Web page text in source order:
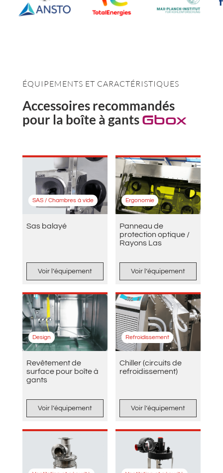
ÉQUIPEMENTS ET CARACTÉRISTIQUES
Accessoires recommandés
pour la boîte à gantsGbox
SAS / Chambres à vide
Sas balayé
Voir l’équipement
Ergonomie
Panneau de
protection optique /
Rayons Las
Voir l’équipement
Design
Revêtement de
surface pour boîte à
gants
Voir l’équipement
Refroidissement
Chiller (circuits de
refroidissement)
Voir l’équipement